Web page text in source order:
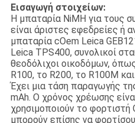
Εισαγωγή στοιχείων:
Η μπαταρία NiMH για τους
είναι άριστες εφεδρείες ή
μπαταρία cOem Leica
Leica TPS400, συνολικοί
θεοδόλιχοι οικοδόμων,
R100, το R200, το R100M
Έχει μια τάση παραγωγής
mAh. Ο χρόνος χρέωσης
χρησιμοποιούν το
μπορούν επίσης να